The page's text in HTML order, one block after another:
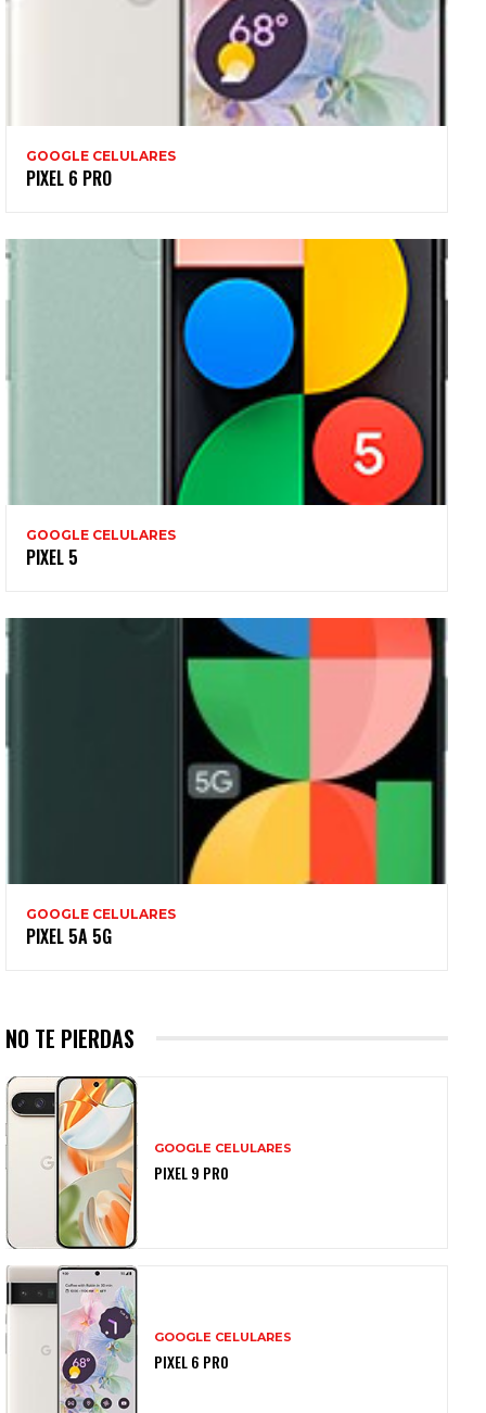
GOOGLE CELULARES
PIXEL 6 PRO
GOOGLE CELULARES
PIXEL 5
GOOGLE CELULARES
PIXEL 5A 5G
NO TE PIERDAS
GOOGLE CELULARES
PIXEL 9 PRO
GOOGLE CELULARES
PIXEL 6 PRO